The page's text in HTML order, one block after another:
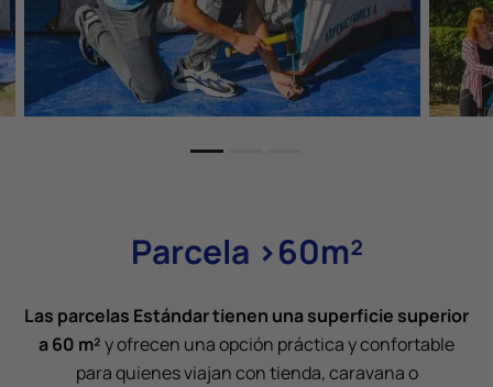
Parcela >60m²
Las parcelas Estándar tienen una superficie superior
a 60 m²y ofrecen una opción práctica y confortable
para quienes viajan con tienda, caravana o